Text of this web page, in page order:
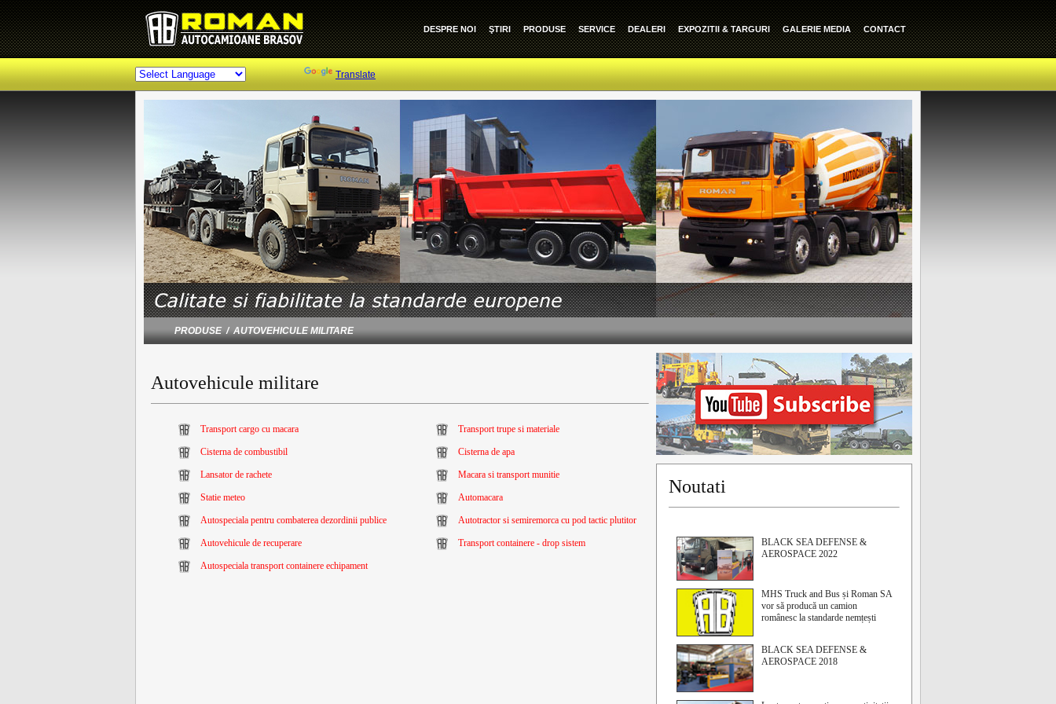
DESPRE NOI ŞTIRI PRODUSE SERVICE DEALERI EXPOZITII & TARGURI GALERIE MEDIA CONTACT
Translate
PRODUSE / AUTOVEHICULE MILITARE
Autovehicule militare
Transport cargo cu macara Transport trupe si materiale
Cisterna de combustibil Cisterna de apa
Lansator de rachete Macara si transport munitie
Statie meteo Automacara
Autospeciala pentru combaterea dezordinii publice Autotractor si semiremorca cu pod tactic plutitor
Autovehicule de recuperare Transport containere - drop sistem
Autospeciala transport containere echipament
Noutati
BLACK SEA DEFENSE &
AEROSPACE 2022
MHS Truck and Bus și Roman SA
vor să producă un camion
românesc la standarde nemțești
BLACK SEA DEFENSE &
AEROSPACE 2018